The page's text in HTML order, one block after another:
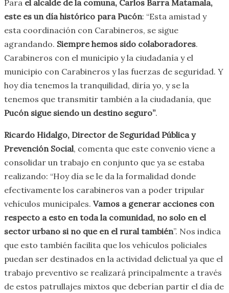
Para el alcalde de la comuna, Carlos Barra Matamala,
este es un día histórico para Pucón: “Esta amistad y
esta coordinación con Carabineros, se sigue
agrandando. Siempre hemos sido colaboradores.
Carabineros con el municipio y la ciudadanía y el
municipio con Carabineros y las fuerzas de seguridad. Y
hoy día tenemos la tranquilidad, diría yo, y se la
tenemos que transmitir también a la ciudadanía, que
Pucón sigue siendo un destino seguro”.
Ricardo Hidalgo, Director de Seguridad Pública y
Prevención Social, comenta que este convenio viene a
consolidar un trabajo en conjunto que ya se estaba
realizando: “Hoy día se le da la formalidad donde
efectivamente los carabineros van a poder tripular
vehículos municipales. Vamos a generar acciones con
respecto a esto en toda la comunidad, no solo en el
sector urbano si no que en el rural también”. Nos indica
que esto también facilita que los vehículos policiales
puedan ser destinados en la actividad delictual ya que el
trabajo preventivo se realizará principalmente a través
de estos patrullajes mixtos que deberían partir el día de